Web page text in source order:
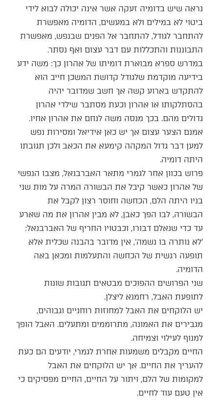
נראה שיש בדומיה זעקה אשר אינה יכולה לבוא לידי
ביטוי לא במילים ולא במעשים, הדומיה מאפשרת
להתחבר לגודל, להתחבר אל הפנים שבנפש, מאפשרת
התבוננות והתכללות עם דבר עצום ואף נסתר.
במדרש ספרא מבוארת דומיתו של אהרון כך: משה ידע
בידיעה מוקדמת שלגודל קדושת המשכן חייב הוא
להתקדש בארוע קשה אך חשב שמדובר יהיה
בהסתלקותו או אהרון וכעת מסתבר שילדי אהרון
גדולים מהם. בכך מנסה משה לנחם את אהרון אחיו.
אמנם הצער עצום אך יש כאן אידיאל ומסירות נפש
למען דבר גדול המקהה קימעא את הכאב ולכן תגובתו
היתה דומיה.
פרוש בכוון אחר לגמרי מתאר האברבנאל, מצבו הנפשי
של אהרון כאשר קיבל את הבשורה המרה על מות שני
בניו היתה הלם, הכחשה וחוסר רצון לקבל את
הבשורה, לבו הפך כאבן, לא מבין אהרון את מה שארע
עד כדי שנאלם דבורו, וכבטויו החריף של האברבנאל:
'לא נותרה בו נשמה', אין מדובר בהבנה שכלית אלא
תופעה רגשית של הכחשה והתעלמות ומכאן באה
הדומיה.
שני הפרושים ההפוכים מבטאים תגובות שונות
לתופעת האבל, רחמנא ליצלן.
יש הלוקחים את האבל למחוזות רוחניים וגבוהים,
מגבירים את האמונה, מתרוממים ומתעלים. האבל הופך
למנוף לעילוי וצמיחה.
החיים מקבלים משמעות אחרת לגמרי, יודעים הם כעת
להעריך את החיים. אך יש הלוקחים את האבל
למקומות של הלם, ויתור על החיים, החיים מפסיקים כי
אין טעם עוד לחיים.